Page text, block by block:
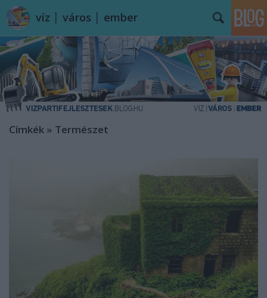
víz │ város │ ember
Címkék » Természet